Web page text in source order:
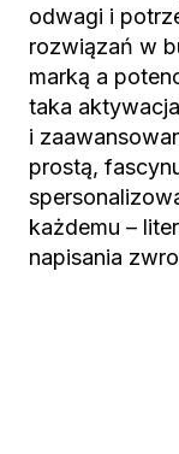
odwagi i
rozwiązań w
marką a
taka
i
prostą,
każdemu –
napisania